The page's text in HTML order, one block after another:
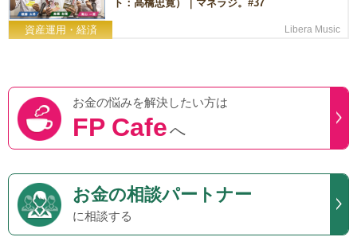
ト：高橋忠寛）｜マネラジ。#37
資産運用・経済 Libera Music
お金の悩みを解決したい方は
FP Cafeへ
お金の相談パートナー
に相談する